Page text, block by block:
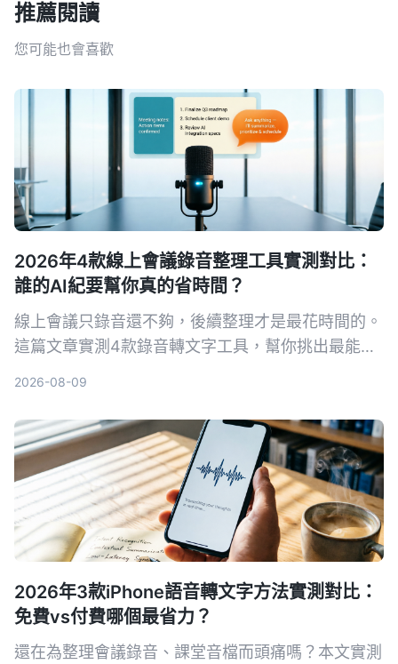
推薦閱讀
您可能也會喜歡
2026年4款線上會議錄音整理工具實測對比：
誰的AI紀要幫你真的省時間？
線上會議只錄音還不夠，後續整理才是最花時間的。
這篇文章實測4款錄音轉文字工具，幫你挑出最能自
2026-08-09
2026年3款iPhone語音轉文字方法實測對比：
免費vs付費哪個最省力？
還在為整理會議錄音、課堂音檔而頭痛嗎？本文實測